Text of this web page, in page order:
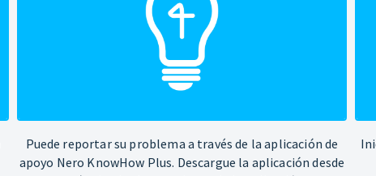
Puede reportar su problema a través de la aplicación de
apoyo Nero KnowHow Plus. Descargue la aplicación desde